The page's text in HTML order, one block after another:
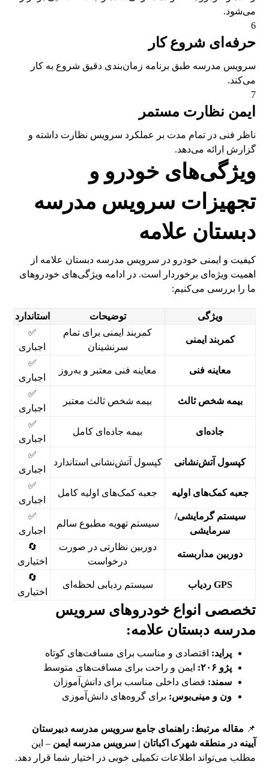
می‌شود.
6
حرفه‌ای شروع کار
سرویس مدرسه طبق برنامه زمان‌بندی دقیق شروع به کار
می‌کند.
7
ایمن نظارت مستمر
ناظر فنی در تمام مدت بر عملکرد سرویس نظارت داشته و
گزارش ارائه می‌دهد.
ویژگی‌های خودرو و
تجهیزات سرویس مدرسه
دبستان علامه
کیفیت و ایمنی خودرو در سرویس مدرسه دبستان علامه از
اهمیت ویژه‌ای برخوردار است. در ادامه ویژگی‌های خودروهای
ما را بررسی می‌کنیم:
ویژگی توضیحات استاندارد
کمربند ایمنی
کمربند ایمنی برای تمام
سرنشینان
✅
اجباری
معاینه فنی معاینه فنی معتبر و به‌روز
✅
اجباری
بیمه شخص ثالث بیمه شخص ثالث معتبر
✅
اجباری
جاده‌ای بیمه جاده‌ای کامل
✅
اجباری
کپسول آتش‌نشانی کپسول آتش‌نشانی استاندارد
✅
اجباری
جعبه کمک‌های اولیه جعبه کمک‌های اولیه کامل
✅
اجباری
سیستم گرمایشی/
سرمایشی
سیستم تهویه مطبوع سالم
✅
اجباری
دوربین مداربسته
دوربین نظارتی در صورت
درخواست
🔄
اختیاری
GPS ردیاب سیستم ردیابی لحظه‌ای
🔄
اختیاری
تخصصی انواع خودروهای سرویس
مدرسه دبستان علامه:
پراید: اقتصادی و مناسب برای مسافت‌های کوتاه
پژو ۲۰۶:
ایمن و راحت برای مسافت‌های متوسط
سمند: فضای داخلی مناسب برای دانش‌آموزان
ون و مینی‌بوس: برای گروه‌های دانش‌آموزی
📌 مقاله مرتبط: راهنمای جامع سرویس مدرسه دبیرستان
آیینه در منطقه شهرک اکباتان | سرویس مدرسه ایمن – این
مطلب می‌تواند اطلاعات تکمیلی خوبی در اختیار شما قرار دهد.